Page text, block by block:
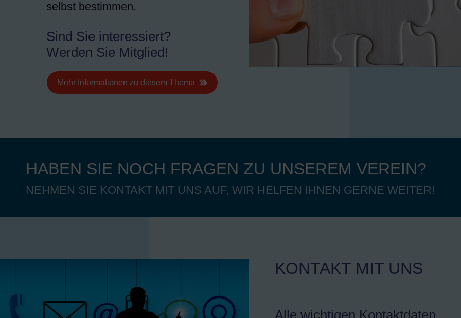
selbst bestimmen.
Sind Sie interessiert?
Werden Sie Mitglied!
Mehr Informationen zu diesem Thema
HABEN SIE NOCH FRAGEN ZU UNSEREM VEREIN?
NEHMEN SIE KONTAKT MIT UNS AUF, WIR HELFEN IHNEN GERNE WEITER!
KONTAKT MIT UNS